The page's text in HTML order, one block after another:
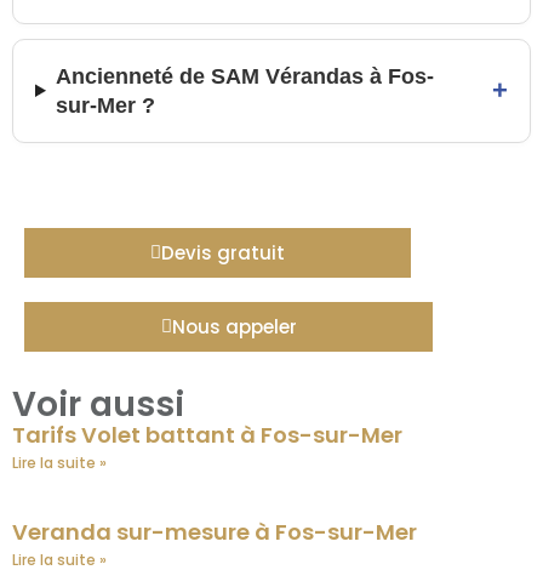
Ancienneté de SAM Vérandas à Fos-
sur-Mer ?
+
Devis gratuit
Nous appeler
Voir aussi
Tarifs Volet battant à Fos-sur-Mer
Lire la suite »
Veranda sur-mesure à Fos-sur-Mer
Lire la suite »